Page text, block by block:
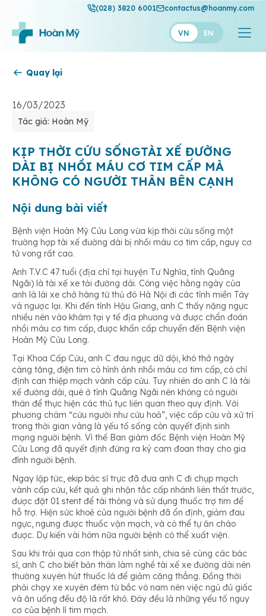
(028) 3820 6001 contactus@hoanmy.com
VN EN
Thuận Mỹ
Quay lại
16/03/2023
Tác giả: Hoàn Mỹ
KỊP THỜI CỨU SỐNGTÀI XẾ ĐƯỜNG
DÀI BỊ NHỒI MÁU CƠ TIM CẤP MÀ
KHÔNG CÓ NGƯỜI THÂN BÊN CẠNH
Nội dung bài viết
Bệnh viện Hoàn Mỹ Cửu Long vừa kịp thời cứu sống một
trường hợp tài xế đường dài bị nhồi máu cơ tim cấp, nguy cơ
tử vong rất cao.
Anh T.V.C 47 tuổi (địa chỉ tại huyện Tư Nghĩa, tỉnh Quãng
Ngãi) là tài xế xe tải đường dài. Công việc hằng ngày của
anh là lái xe chở hàng từ thủ đô Hà Nội đi các tỉnh miền Tây
và ngược lại. Khi đến tỉnh Hậu Giang, anh C thấy nặng ngực
nhiều nên vào khám tại y tế địa phương và được chẩn đoán
nhồi máu cơ tim cấp, được khẩn cấp chuyển đến Bệnh viện
Hoàn Mỹ Cửu Long.
Tại Khoa Cấp Cứu, anh C đau ngực dữ dội, khó thở ngày
càng tăng, điện tim có hình ảnh nhồi máu cơ tim cấp, có chỉ
định can thiệp mạch vành cấp cứu. Tuy nhiên do anh C là tài
xế đường dài, quê ở tỉnh Quãng Ngãi nên không có người
thân để thực hiện các thủ tục liên quan theo quy định. Với
phương châm “cứu người như cứu hoả”, việc cấp cứu và xử trí
trong thời gian vàng là yếu tố sống còn quyết định sinh
mạng người bệnh. Vì thế Ban giám đốc Bệnh viện Hoàn Mỹ
Cửu Long đã quyết định đứng ra ký cam đoan thay cho gia
đình người bệnh.
Ngay lập tức, ekip bác sĩ trực đã đưa anh C đi chụp mạch
vành cấp cứu, kết quả ghi nhận tắc cấp nhánh liên thất trước,
được đặt 01 stent để tái thông và sử dụng thuốc trợ tim để
hỗ trợ. Hiện sức khoẻ của người bệnh đã ổn định, giảm đau
ngực, ngưng được thuốc vận mạch, và có thể tự ăn cháo
được. Dự kiến vài hôm nữa người bệnh có thể xuất viện.
Sau khi trải qua cơn thập tử nhất sinh, chia sẻ cùng các bác
sĩ, anh C cho biết bản thân làm nghề tài xế xe đường dài nên
thường xuyên hút thuốc lá để giảm căng thẳng. Đồng thời
phải chạy xe xuyên đêm từ bắc vô nam nên việc ngủ đủ giấc
và ăn uống đều độ là rất khó. Đây đều là những yếu tố nguy
cơ của bệnh lí tim mạch.